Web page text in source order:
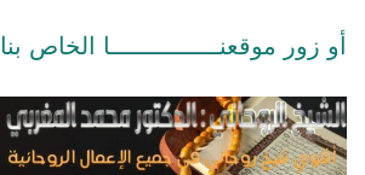
أو زور موقعنـــــــــــــــا الخاص بنا